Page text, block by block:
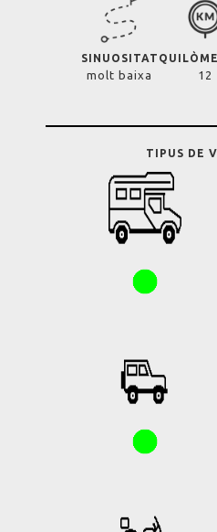
SINUOSITAT
molt baixa 12
TIPUS DE